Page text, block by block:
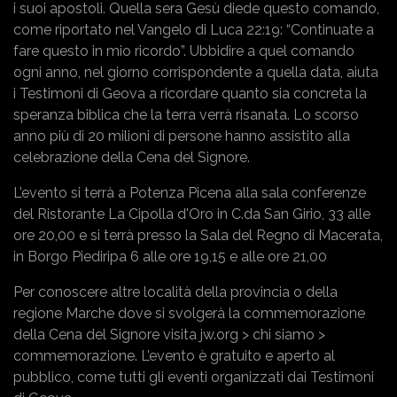
i suoi apostoli. Quella sera Gesù diede questo comando,
come riportato nel Vangelo di Luca 22:19: “Continuate a
fare questo in mio ricordo”. Ubbidire a quel comando
ogni anno, nel giorno corrispondente a quella data, aiuta
i Testimoni di Geova a ricordare quanto sia concreta la
speranza biblica che la terra verrà risanata. Lo scorso
anno più di 20 milioni di persone hanno assistito alla
celebrazione della Cena del Signore.
L’evento si terrà a Potenza Picena alla sala conferenze
del Ristorante La Cipolla d'Oro in C.da San Girio, 33 alle
ore 20,00 e si terrà presso la Sala del Regno di Macerata,
in Borgo Piediripa 6 alle ore 19,15 e alle ore 21,00
Per conoscere altre località della provincia o della
regione Marche dove si svolgerà la commemorazione
della Cena del Signore visita jw.org > chi siamo >
commemorazione. L’evento è gratuito e aperto al
pubblico, come tutti gli eventi organizzati dai Testimoni